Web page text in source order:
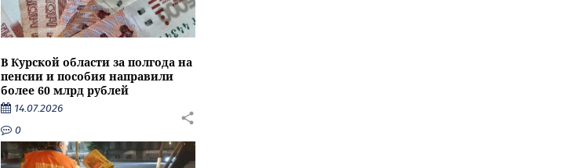
В Курской области за полгода на
пенсии и пособия направили
более 60 млрд рублей
14.07.2026
0